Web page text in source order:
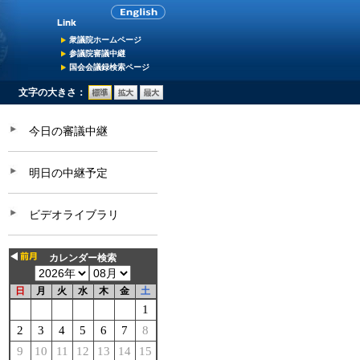
衆議院ホームページ
参議院審議中継
国会会議録検索ページ
文字の大きさ：
今日の審議中継
明日の中継予定
ビデオライブラリ
カレンダー検索
日 月 火 水 木 金 土
1
2
3 4 5 6 7
8
9
10 11 12 13 14
15